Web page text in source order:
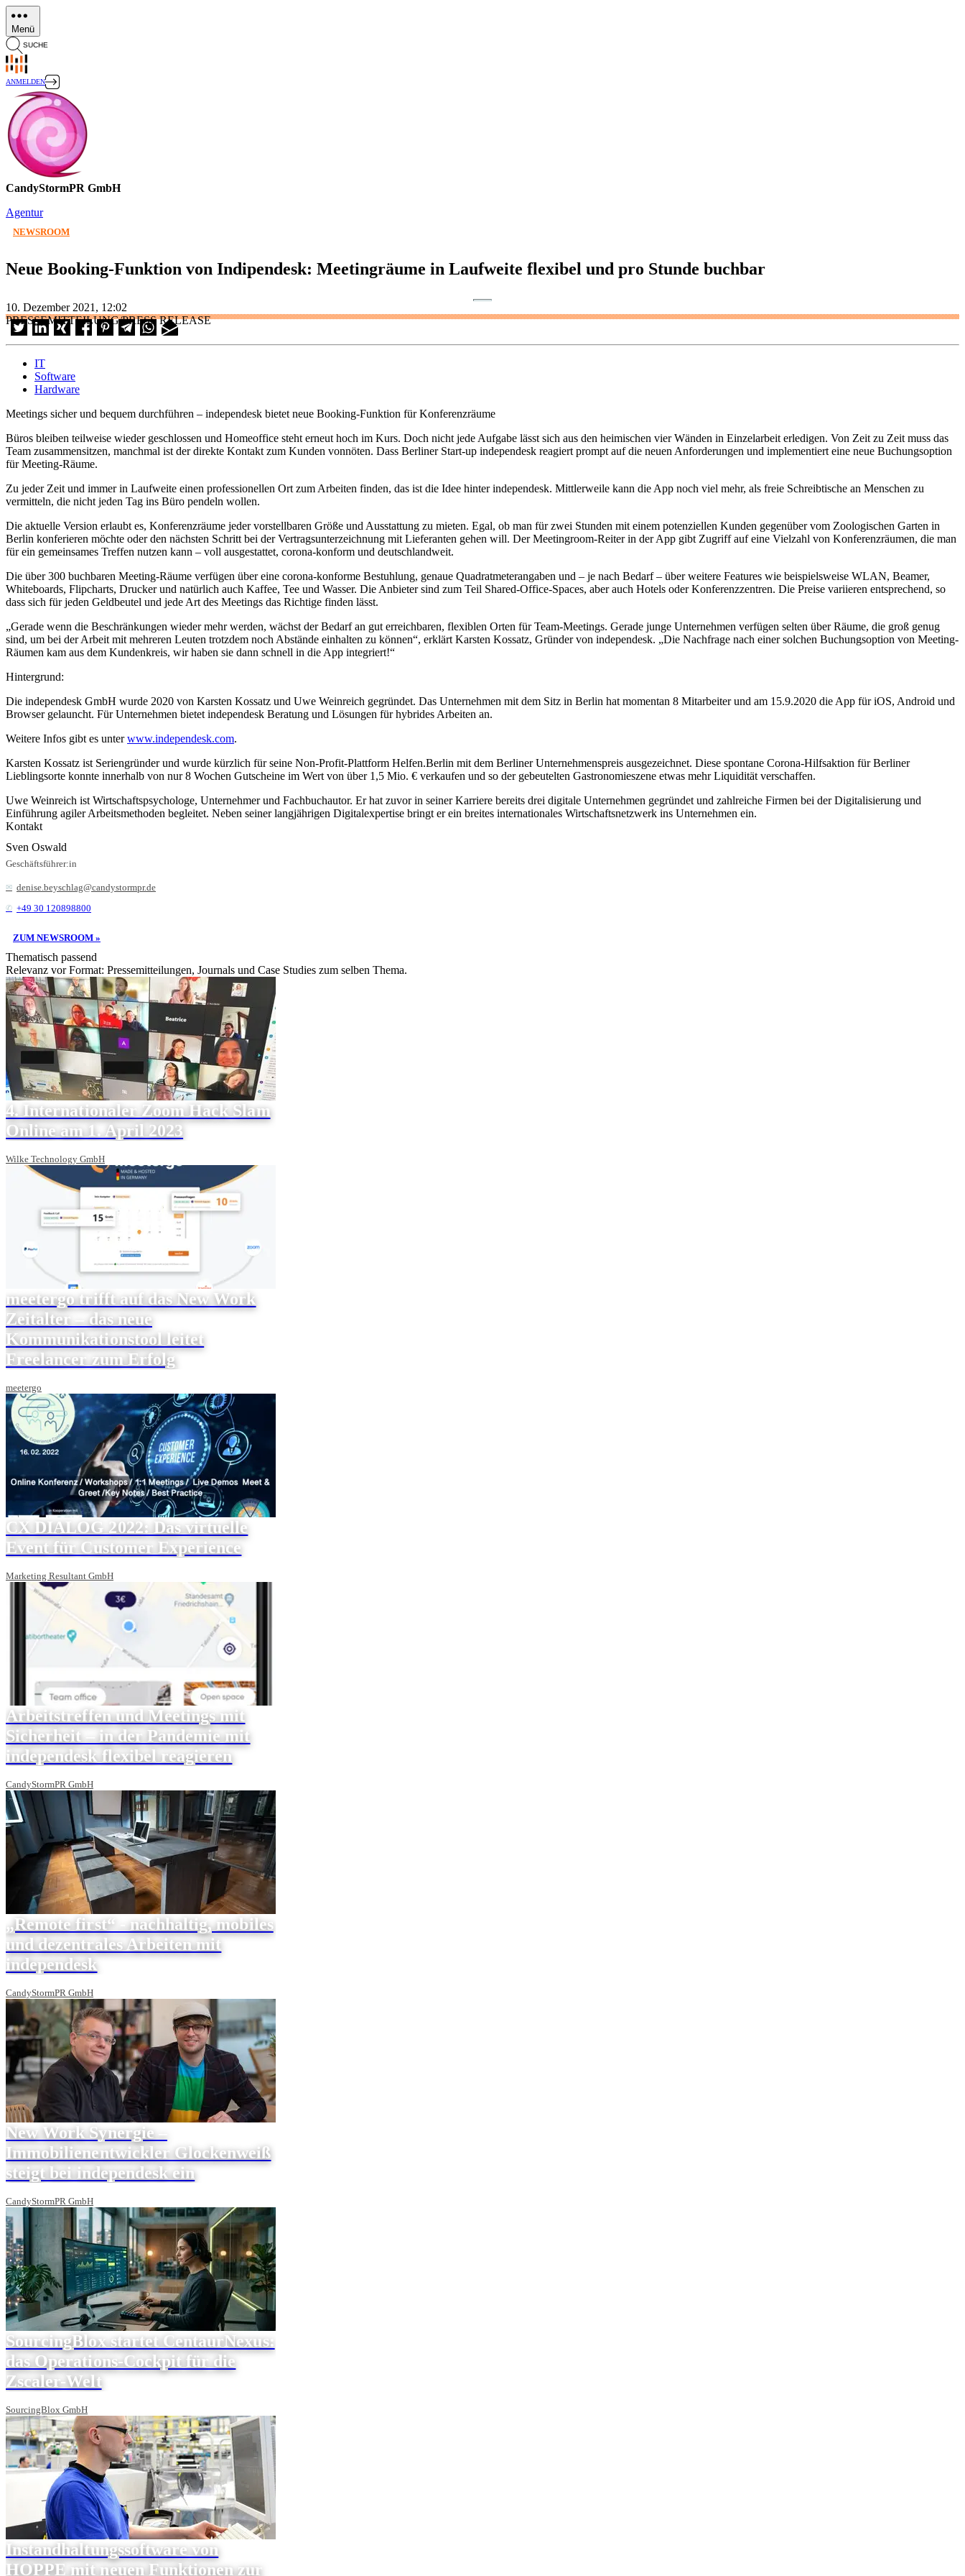
Direkt
zum
Inhalt
Menü
SUCHE
ANMELDEN
CandyStormPR GmbH
Agentur
NEWSROOM
Neue Booking-Funktion von Indipendesk: Meetingräume in Laufweite flexibel und pro Stunde buchbar
10. Dezember 2021, 12:02
PRESSEMITTEILUNG/PRESS RELEASE
IT
Software
Hardware
Meetings sicher und bequem durchführen – independesk bietet neue Booking-Funktion für Konferenzräume
Büros bleiben teilweise wieder geschlossen und Homeoffice steht erneut hoch im Kurs. Doch nicht jede Aufgabe lässt sich aus den heimischen vier Wänden in Einzelarbeit erledigen. Von Zeit zu Zeit muss das
Team zusammensitzen, manchmal ist der direkte Kontakt zum Kunden vonnöten. Dass Berliner Start-up independesk reagiert prompt auf die neuen Anforderungen und implementiert eine neue Buchungsoption
für Meeting-Räume.
Zu jeder Zeit und immer in Laufweite einen professionellen Ort zum Arbeiten finden, das ist die Idee hinter independesk. Mittlerweile kann die App noch viel mehr, als freie Schreibtische an Menschen zu
vermitteln, die nicht jeden Tag ins Büro pendeln wollen.
Die aktuelle Version erlaubt es, Konferenzräume jeder vorstellbaren Größe und Ausstattung zu mieten. Egal, ob man für zwei Stunden mit einem potenziellen Kunden gegenüber vom Zoologischen Garten in
Berlin konferieren möchte oder den nächsten Schritt bei der Vertragsunterzeichnung mit Lieferanten gehen will. Der Meetingroom-Reiter in der App gibt Zugriff auf eine Vielzahl von Konferenzräumen, die man
für ein gemeinsames Treffen nutzen kann – voll ausgestattet, corona-konform und deutschlandweit.
Die über 300 buchbaren Meeting-Räume verfügen über eine corona-konforme Bestuhlung, genaue Quadratmeterangaben und – je nach Bedarf – über weitere Features wie beispielsweise WLAN, Beamer,
Whiteboards, Flipcharts, Drucker und natürlich auch Kaffee, Tee und Wasser. Die Anbieter sind zum Teil Shared-Office-Spaces, aber auch Hotels oder Konferenzzentren. Die Preise variieren entsprechend, so
dass sich für jeden Geldbeutel und jede Art des Meetings das Richtige finden lässt.
„Gerade wenn die Beschränkungen wieder mehr werden, wächst der Bedarf an gut erreichbaren, flexiblen Orten für Team-Meetings. Gerade junge Unternehmen verfügen selten über Räume, die groß genug
sind, um bei der Arbeit mit mehreren Leuten trotzdem noch Abstände einhalten zu können“, erklärt Karsten Kossatz, Gründer von independesk. „Die Nachfrage nach einer solchen Buchungsoption von Meeting-
Räumen kam aus dem Kundenkreis, wir haben sie dann schnell in die App integriert!“
Hintergrund:
Die independesk GmbH wurde 2020 von Karsten Kossatz und Uwe Weinreich gegründet. Das Unternehmen mit dem Sitz in Berlin hat momentan 8 Mitarbeiter und am 15.9.2020 die App für iOS, Android und
Browser gelauncht. Für Unternehmen bietet independesk Beratung und Lösungen für hybrides Arbeiten an.
Weitere Infos gibt es unterwww.independesk.com.
Karsten Kossatz ist Seriengründer und wurde kürzlich für seine Non-Profit-Plattform Helfen.Berlin mit dem Berliner Unternehmenspreis ausgezeichnet. Diese spontane Corona-Hilfsaktion für Berliner
Lieblingsorte konnte innerhalb von nur 8 Wochen Gutscheine im Wert von über 1,5 Mio. € verkaufen und so der gebeutelten Gastronomieszene etwas mehr Liquidität verschaffen.
Uwe Weinreich ist Wirtschaftspsychologe, Unternehmer und Fachbuchautor. Er hat zuvor in seiner Karriere bereits drei digitale Unternehmen gegründet und zahlreiche Firmen bei der Digitalisierung und
Einführung agiler Arbeitsmethoden begleitet. Neben seiner langjährigen Digitalexpertise bringt er ein breites internationales Wirtschaftsnetzwerk ins Unternehmen ein.
Kontakt
Sven Oswald
Geschäftsführer:in
denise.beyschlag@candystormpr.de
+49 30 120898800
ZUM NEWSROOM »
Thematisch passend
Relevanz vor Format: Pressemitteilungen, Journals und Case Studies zum selben Thema.
4. Internationaler Zoom Hack Slam
Online am 1. April 2023
Wilke Technology GmbH
meetergo trifft auf das New Work
Zeitalter – das neue
Kommunikationstool leitet
Freelancer zum Erfolg
meetergo
CX DIALOG 2022: Das virtuelle
Event für Customer Experience
Marketing Resultant GmbH
Arbeitstreffen und Meetings mit
Sicherheit – in der Pandemie mit
independesk flexibel reagieren
CandyStormPR GmbH
„Remote first“ - nachhaltig, mobiles
und dezentrales Arbeiten mit
independesk
CandyStormPR GmbH
New Work Synergie ‒
Immobilienentwickler Glockenweiß
steigt bei independesk ein
CandyStormPR GmbH
SourcingBlox startet CentaurNexus:
das Operations-Cockpit für die
Zscaler-Welt
SourcingBlox GmbH
Instandhaltungssoftware von
HOPPE mit neuen Funktionen zur